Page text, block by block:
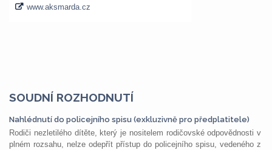
SOUDNÍ ROZHODNUTÍ
Nahlédnutí do policejního spisu (exkluzivně pro předplatitele)
Rodiči nezletilého dítěte, který je nositelem rodičovské odpovědnosti v
plném rozsahu, nelze odepřít přístup do policejního spisu, vedeného z